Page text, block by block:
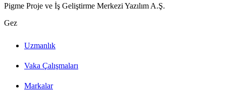
Pigme Proje ve İş Geliştirme Merkezi Yazılım A.Ş.
Gez
Uzmanlık
Vaka Çalışmaları
Markalar